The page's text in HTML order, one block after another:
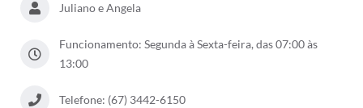
Juliano e Angela
Funcionamento: Segunda à Sexta-feira, das 07:00 às
13:00
Telefone: (67) 3442-6150